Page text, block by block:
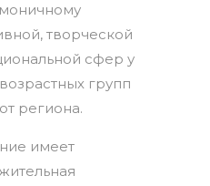
творческой
сфер у
групп
региона.
имеет